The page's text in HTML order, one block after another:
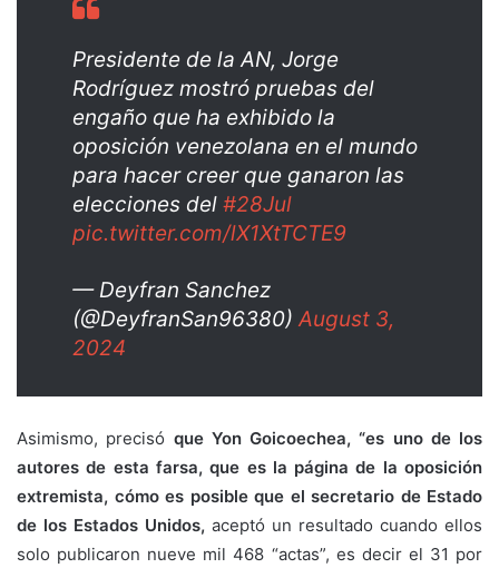
Presidente de la AN, Jorge
Rodríguez mostró pruebas del
engaño que ha exhibido la
oposición venezolana en el mundo
para hacer creer que ganaron las
elecciones del #28Jul
pic.twitter.com/lX1XtTCTE9
— Deyfran Sanchez
(@DeyfranSan96380)August 3,
2024
Asimismo, precisó que Yon Goicoechea, “es uno de los
autores de esta farsa, que es la página de la oposición
extremista, cómo es posible que el secretario de Estado
de los Estados Unidos, aceptó un resultado cuando ellos
solo publicaron nueve mil 468 “actas”, es decir el 31 por